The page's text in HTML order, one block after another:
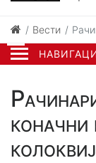
Вести
коначни